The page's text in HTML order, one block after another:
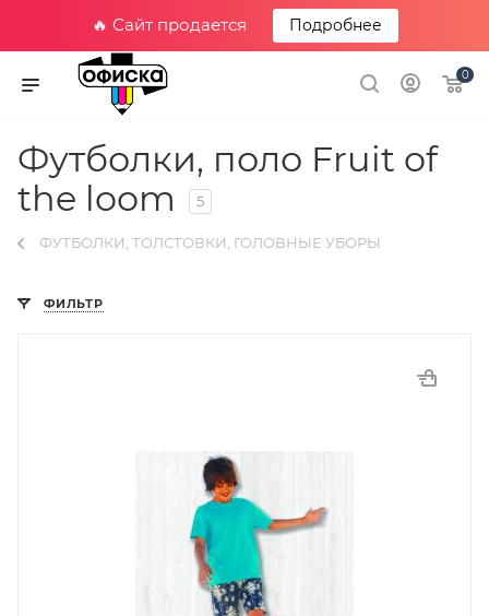
🔥 Сайт продается Подробнее
0
Футболки, поло Fruit of
the loom
5
ФУТБОЛКИ, ТОЛСТОВКИ, ГОЛОВНЫЕ УБОРЫ
ФИЛЬТР